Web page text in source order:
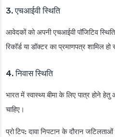
3. एचआईवी स्थिति
आवेदकों को अपनी एचआईवी पॉजिटिव
रिकॉर्ड या डॉक्टर का प्रमाणपत्र शामिल
4. निवास स्थिति
भारत में स्वास्थ्य बीमा के लिए पात्र होने हेतु
चाहिए।
प्रो टिप: दावा निपटान के दौरान